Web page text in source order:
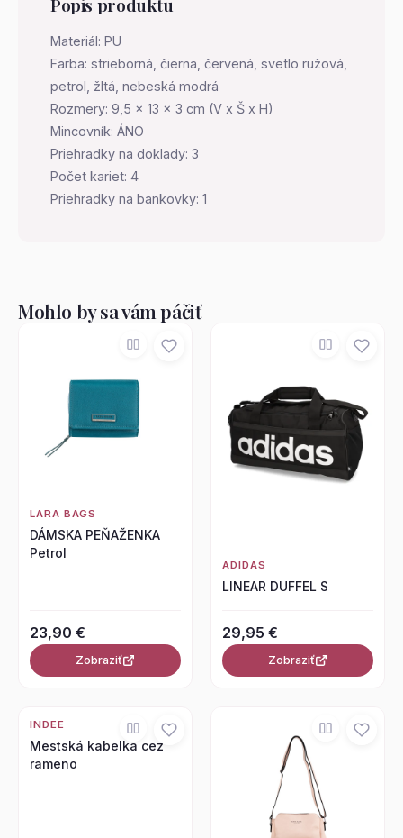
Materiál: PU
Farba: strieborná, čierna, červená, svetlo ružová,
petrol, žltá, nebeská modrá
Rozmery: 9,5 x 13 x 3 cm (V x Š x H)
Mincovník: ÁNO
Priehradky na doklady: 3
Počet kariet: 4
Priehradky na bankovky: 1
Mohlo by sa vám páčiť
LARA BAGS
DÁMSKA PEŇAŽENKA
Petrol
23,90 €
Zobraziť
ADIDAS
LINEAR DUFFEL S
29,95 €
Zobraziť
INDEE
Mestská kabelka cez
rameno